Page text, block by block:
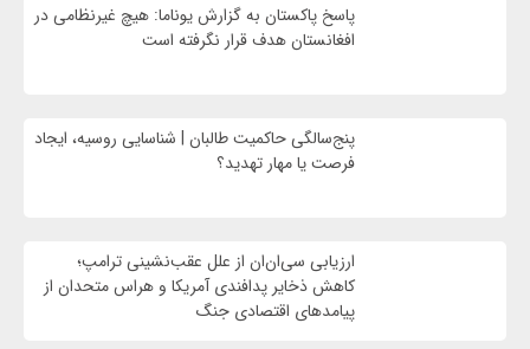
پاسخ پاکستان به گزارش یوناما: هیچ غیرنظامی در
افغانستان هدف قرار نگرفته است
پنج‌سالگی حاکمیت طالبان | شناسایی روسیه، ایجاد
فرصت‌ یا مهار تهدید؟
ارزیابی سی‌ان‌ان از علل عقب‌نشینی ترامپ؛
کاهش ذخایر پدافندی آمریکا و هراس متحدان از
پیامدهای اقتصادی جنگ